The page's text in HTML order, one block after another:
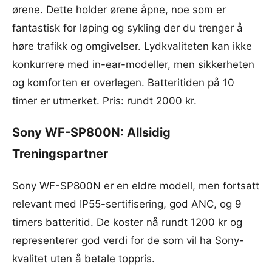
ørene. Dette holder ørene åpne, noe som er
fantastisk for løping og sykling der du trenger å
høre trafikk og omgivelser. Lydkvaliteten kan ikke
konkurrere med in-ear-modeller, men sikkerheten
og komforten er overlegen. Batteritiden på 10
timer er utmerket. Pris: rundt 2000 kr.
Sony WF-SP800N: Allsidig
Treningspartner
Sony WF-SP800N er en eldre modell, men fortsatt
relevant med IP55-sertifisering, god ANC, og 9
timers batteritid. De koster nå rundt 1200 kr og
representerer god verdi for de som vil ha Sony-
kvalitet uten å betale toppris.